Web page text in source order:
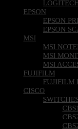
EPSON
EPSON
EPSON
MSI
MSI
MSI
MSI
FUJIFILM
FUJIFILM
CISCO
SWITCHES